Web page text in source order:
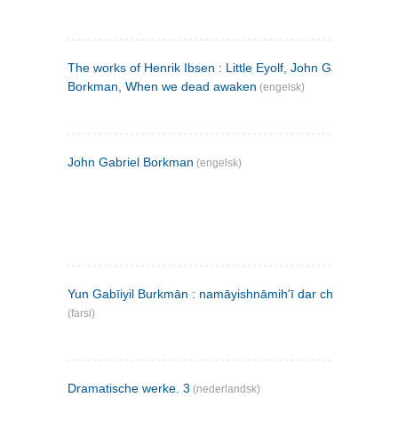
The works of Henrik Ibsen : Little Eyolf, John Gabriel
Borkman, When we dead awaken (engelsk)
John Gabriel Borkman (engelsk)
Yun Gabīiyil Burkmān : namāyishnāmihʹī dar chahār pardih
(farsi)
Dramatische werke. 3 (nederlandsk)